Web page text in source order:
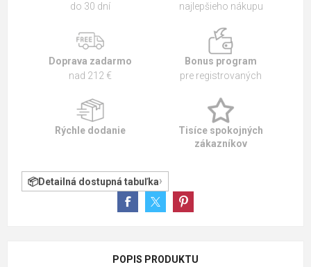
do 30 dní
najlepšieho nákupu
Doprava zadarmo
nad 212 €
Bonus program
pre registrovaných
Rýchle dodanie
Tisíce spokojných
zákazníkov
Detailná dostupná tabuľka
POPIS PRODUKTU